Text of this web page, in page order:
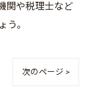
関や税理士など
う。
次のページ >